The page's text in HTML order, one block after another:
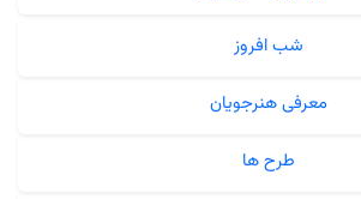
شب افروز
معرفی هنرجویان
طرح ها